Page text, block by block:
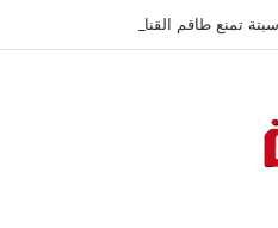
تمنع طاقم القناة الثانية من التغطية